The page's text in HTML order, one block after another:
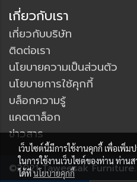
เกี่ยวกับเรา
เกี่ยวกับบริษัท
ติดต่อเรา
นโยบายความเป็นส่วนตัว
นโยบายการใช้คุกกี้
บล็อกความรู้
แคตตาล็อก
ข่าวสาร
©2021 Taweesak
เว็บไซต์นี้มีการใช้งานคุกกี้ เพื่อเพิ่
ในการใช้งานเว็บไซต์ของท่าน ท่าน
ได้ที่นโยบายคุกกี้